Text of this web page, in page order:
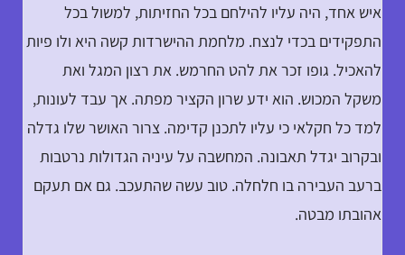
איש אחד, היה עליו להילחם בכל החזיתות, למשול בכל
התפקידים בכדי לנצח. מלחמת ההישרדות קשה היא ולו פיות
להאכיל. גופו זכר את להט החרמש. את רצון המגל ואת
משקל המכוש. הוא ידע שרון הקציר מפתה. אך עבד לעונות,
למד כל חקלאי כי עליו לתכנן קדימה. צרור האושר שלו גדלה
ובקרוב יגדל תאבונה. המחשבה על עיניה הגדולות נרטבות
ברעב העבירה בו חלחלה. טוב עשה שהתעכב. גם אם תעקם
אהובתו מבטה.